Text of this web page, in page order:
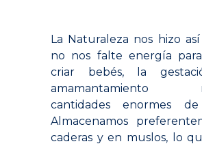
La Naturaleza nos hizo
no nos falte energía
criar bebés, la
amamantamiento
cantidades enormes
Almacenamos
caderas y en muslos, lo